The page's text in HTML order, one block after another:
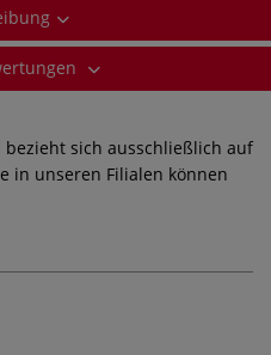
bezieht sich ausschließlich auf
in unseren Filialen können